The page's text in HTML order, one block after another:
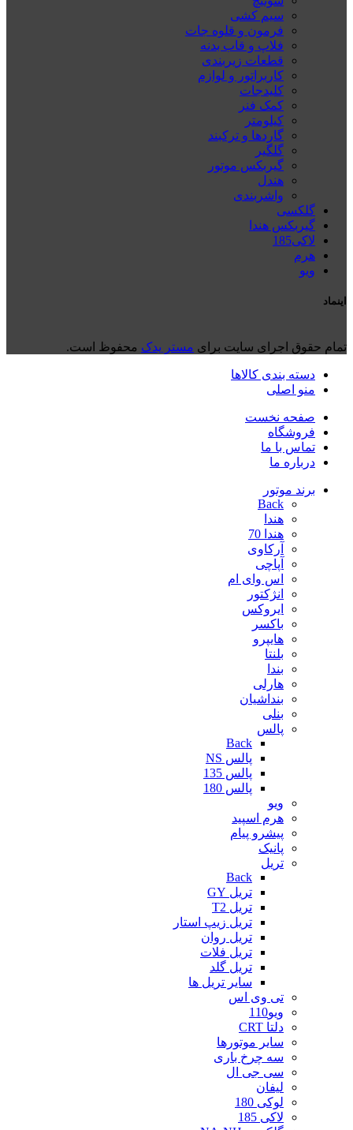
سیم کشی
فرمون و قلوه جات
فلاپ و قاب بدنه
قطعات زیربندی
کاربراتور و لوازم
کلیدجات
کمک فنر
کیلومتر
گاردها و ترکبند
گلگیر
گیربکس موتور
هندل
واشربندی
گلکسی
گیربکس هندا
لاکی185
هرم
ويو
اینماد
تمام حقوق اجرای سایت برای مستر یدک محفوظ است.
دسته بندی کالاها
منو اصلی
صفحه نخست
فروشگاه
تماس با ما
درباره ما
برند موتور
Back
هندا
هندا 70
آرکاوی
آپاچی
اس وای ام
انژکتور
ایروکس
باکسر
هایپرو
بلنتا
بندا
هارلی
بنداشیان
بنلی
پالس
Back
پالس NS
پالس 135
پالس 180
ویو
هرم اسپید
پیشرو پیام
پانیک
تریل
Back
تریل GY
تریل T2
تریل زیپ استار
تریل روان
تریل فلات
تریل گلد
سایر تریل ها
تی وی اس
ویو110
دلتا CRT
سایر موتورها
سه چرخ باری
سی جی ال
لیفان
لوکی 180
لاکی 185